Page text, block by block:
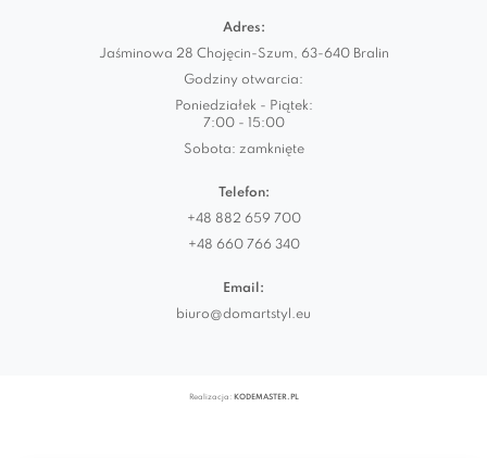
Adres:
Jaśminowa 28 Chojęcin-Szum, 63-640 Bralin
Godziny otwarcia:
Poniedziałek - Piątek:
7:00 - 15:00
Sobota: zamknięte
Telefon:
+48 882 659 700
+48 660 766 340
Email:
biuro@domartstyl.eu
Realizacja: KODEMASTER.PL